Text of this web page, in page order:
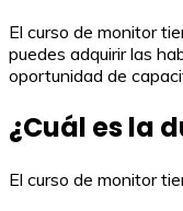
El curso de monitor
puedes adquirir las
oportunidad de
¿Cuál es la
El curso de monitor